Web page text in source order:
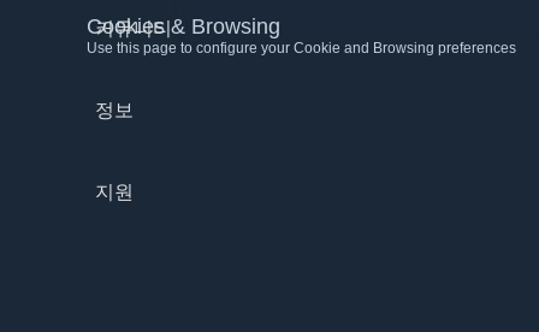
커뮤니티
정보
지원
Cookies & Browsing
Use this page to configure your Cookie and Browsing preferences